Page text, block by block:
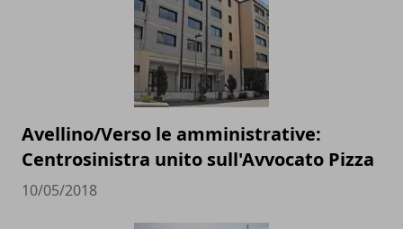
Avellino/Verso le amministrative:
Centrosinistra unito sull'Avvocato Pizza
10/05/2018